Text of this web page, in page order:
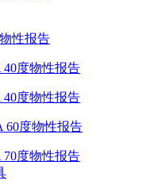
性报告
40度物性报告
40度物性报告
60度物性报告
70度物性报告